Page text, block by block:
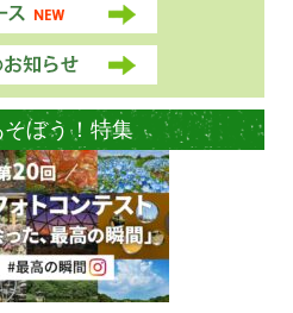
ぼう！特集